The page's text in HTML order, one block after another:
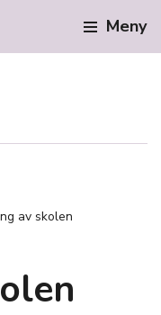
Meny
av skolen